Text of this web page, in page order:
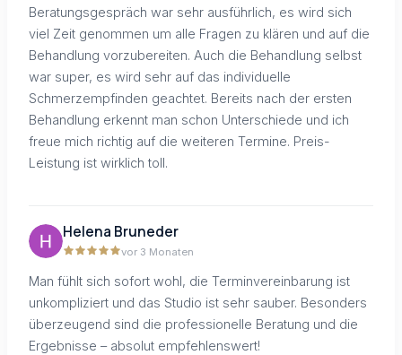
Beratungsgespräch war sehr ausführlich, es wird sich
viel Zeit genommen um alle Fragen zu klären und auf die
Behandlung vorzubereiten. Auch die Behandlung selbst
war super, es wird sehr auf das individuelle
Schmerzempfinden geachtet. Bereits nach der ersten
Behandlung erkennt man schon Unterschiede und ich
freue mich richtig auf die weiteren Termine. Preis-
Leistung ist wirklich toll.
Helena Bruneder
vor 3 Monaten
Man fühlt sich sofort wohl, die Terminvereinbarung ist
unkompliziert und das Studio ist sehr sauber. Besonders
überzeugend sind die professionelle Beratung und die
Ergebnisse – absolut empfehlenswert!